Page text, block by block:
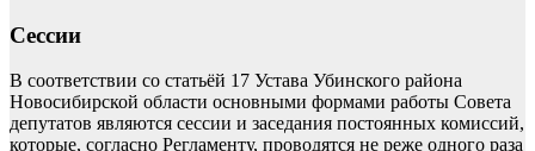
Сессии
В соответствии со статьёй 17 Устава Убинского района
Новосибирской области основными формами работы Совета
депутатов являются сессии и заседания постоянных комиссий,
которые, согласно Регламенту, проводятся не реже одного раза